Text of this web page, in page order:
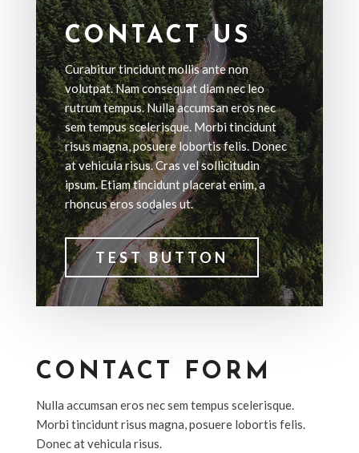
CONTACT US
Curabitur tincidunt mollis ante non
volutpat. Nam consequat diam nec leo
rutrum tempus. Nulla accumsan eros nec
sem tempus scelerisque. Morbi tincidunt
risus magna, posuere lobortis felis. Donec
at vehicula risus. Cras vel sollicitudin
ipsum. Etiam tincidunt placerat enim, a
rhoncus eros sodales ut.
TEST BUTTON
CONTACT FORM
Nulla accumsan eros nec sem tempus scelerisque.
Morbi tincidunt risus magna, posuere lobortis felis.
Donec at vehicula risus.